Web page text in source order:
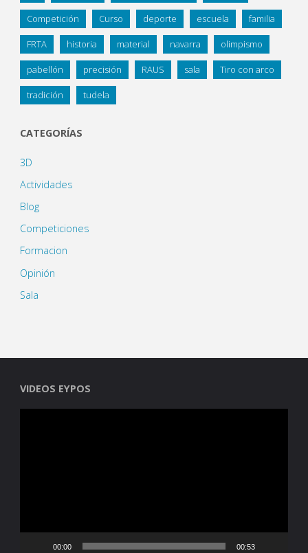
Competición Curso deporte escuela familia
FRTA historia material navarra olimpismo
pabellón precisión RAUS sala Tiro con arco
tradición tudela
CATEGORÍAS
3D
Actividades
Blog
Competiciones
Formacion
Opinión
Sala
VIDEOS EYPOS
00:00 00:53